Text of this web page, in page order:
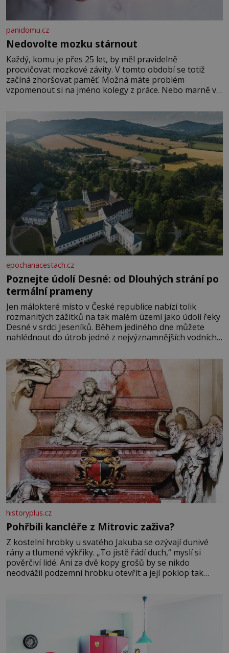
panidomu.cz
Nedovolte mozku stárnout
Každý, komu je přes 25 let, by měl pravidelně
procvičovat mozkové závity. V tomto období se totiž
začíná zhoršovat paměť. Možná máte problém
vzpomenout si na jméno kolegy z práce. Nebo marně v
Je to opravdu tak, s věkem jako kdyby se paměť
rozhodla stávkovat. Cvičte
epochanacestach.cz
Poznejte údolí Desné: od Dlouhých strání po
termální prameny
Jen málokteré místo v České republice nabízí tolik
rozmanitých zážitků na tak malém území jako údolí řeky
Desné v srdci Jeseníků. Během jediného dne můžete
nahlédnout do útrob jedné z nejvýznamnějších vodních
se na koloběžce a den zakončit poznáváním památek ve
Velkých Losinách nebo v termálním
historyplus.cz
Pohřbili kancléře z Mitrovic zaživa?
Z kostelní hrobky u svatého Jakuba se ozývají dunivé
rány a tlumené výkřiky. „To jistě řádí duch,“ myslí si
pověrčiví lidé. Ani za dvě kopy grošů by se nikdo
neodvážil podzemní hrobku otevřít a její poklop tak